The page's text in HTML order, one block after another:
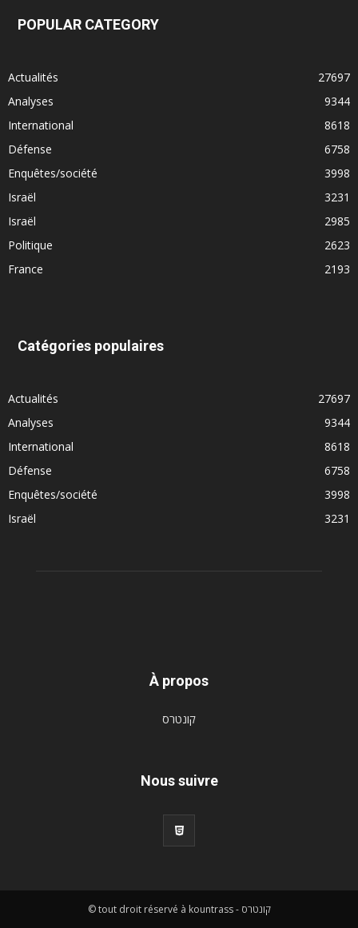
POPULAR CATEGORY
Actualités
27697
Analyses
9344
International
8618
Défense
6758
Enquêtes/société
3998
Israël
3231
Israël
2985
Politique
2623
France
2193
Catégories populaires
Actualités
27697
Analyses
9344
International
8618
Défense
6758
Enquêtes/société
3998
Israël
3231
À propos
קונטרס
Nous suivre
© tout droit réservé à kountrass - קונטרס